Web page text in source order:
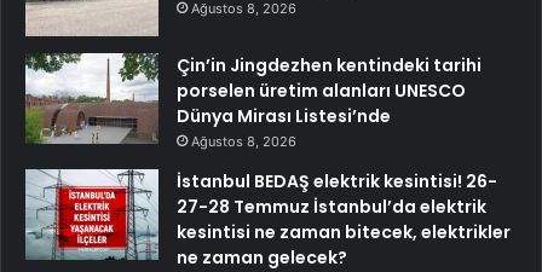
Ağustos 8, 2026
Çin’in Jingdezhen kentindeki tarihi
porselen üretim alanları UNESCO
Dünya Mirası Listesi’nde
Ağustos 8, 2026
İstanbul BEDAŞ elektrik kesintisi! 26-
27-28 Temmuz İstanbul’da elektrik
kesintisi ne zaman bitecek, elektrikler
ne zaman gelecek?